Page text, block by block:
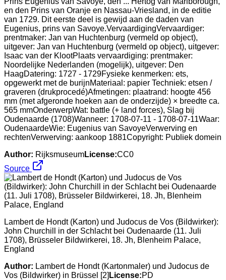
en den Prins van Oranje en Nassau-Vriesland, in de editie
van 1729. Dit eerste deel is gewijd aan de daden van
Eugenius, prins van Savoye.VervaardigingVervaardiger:
prentmaker: Jan van Huchtenburg (vermeld op object),
uitgever: Jan van Huchtenburg (vermeld op object), uitgever:
Isaac van der KlootPlaats vervaardiging: prentmaker:
Noordelijke Nederlanden (mogelijk), uitgever: Den
HaagDatering: 1727 - 1729Fysieke kenmerken: ets,
opgewerkt met de burijnMateriaal: papier Techniek: etsen /
graveren (drukprocedé)Afmetingen: plaatrand: hoogte 456
mm (met afgeronde hoeken aan de onderzijde) × breedte ca.
565 mmOnderwerpWat: battle (+ land forces), Slag bij
Oudenaarde (1708)Wanneer: 1708-07-11 - 1708-07-11Waar:
OudenaardeWie: Eugenius van SavoyeVerwerving en
rechtenVerwerving: aankoop 1881Copyright: Publiek domein
Author: RijksmuseumLicense:CC0
Source
Lambert de Hondt (Karton) und Judocus de Vos (Bildwirker):
John Churchill in der Schlacht bei Oudenaarde (11. Juli
1708), Brüsseler Bildwirkerei, 18. Jh, Blenheim Palace,
England
Author: Lambert de Hondt (Kartonmaler) und Judocus de
Vos (Bildwirker) in Brüssel [2] License:PD